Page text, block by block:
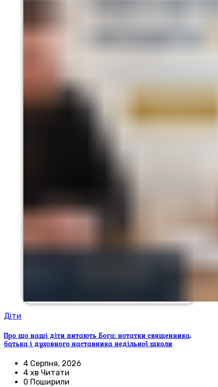
Діти
Про що наші діти питають Бога: нотатки священника,
батька і духовного наставника недільної школи
4 Серпня, 2026
4 хв Читати
0 Поширили